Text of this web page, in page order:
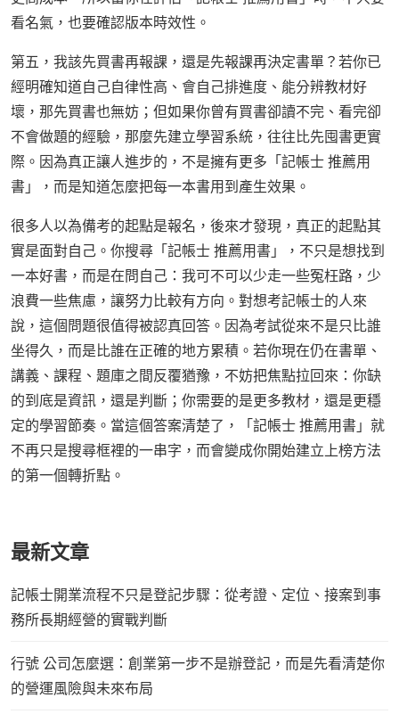
看名氣，也要確認版本時效性。
第五，我該先買書再報課，還是先報課再決定書單？若你已
經明確知道自己自律性高、會自己排進度、能分辨教材好
壞，那先買書也無妨；但如果你曾有買書卻讀不完、看完卻
不會做題的經驗，那麼先建立學習系統，往往比先囤書更實
際。因為真正讓人進步的，不是擁有更多「記帳士 推薦用
書」，而是知道怎麼把每一本書用到產生效果。
很多人以為備考的起點是報名，後來才發現，真正的起點其
實是面對自己。你搜尋「記帳士 推薦用書」，不只是想找到
一本好書，而是在問自己：我可不可以少走一些冤枉路，少
浪費一些焦慮，讓努力比較有方向。對想考記帳士的人來
說，這個問題很值得被認真回答。因為考試從來不是只比誰
坐得久，而是比誰在正確的地方累積。若你現在仍在書單、
講義、課程、題庫之間反覆猶豫，不妨把焦點拉回來：你缺
的到底是資訊，還是判斷；你需要的是更多教材，還是更穩
定的學習節奏。當這個答案清楚了，「記帳士 推薦用書」就
不再只是搜尋框裡的一串字，而會變成你開始建立上榜方法
的第一個轉折點。
最新文章
記帳士開業流程不只是登記步驟：從考證、定位、接案到事
務所長期經營的實戰判斷
行號 公司怎麼選：創業第一步不是辦登記，而是先看清楚你
的營運風險與未來布局